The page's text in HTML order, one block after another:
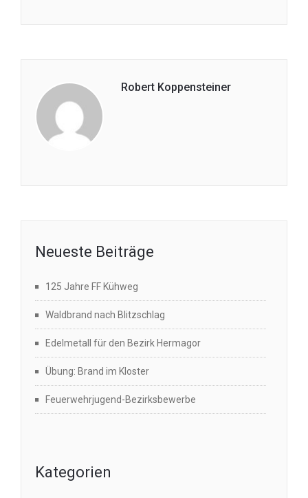
Robert Koppensteiner
Neueste Beiträge
125 Jahre FF Kühweg
Waldbrand nach Blitzschlag
Edelmetall für den Bezirk Hermagor
Übung: Brand im Kloster
Feuerwehrjugend-Bezirksbewerbe
Kategorien